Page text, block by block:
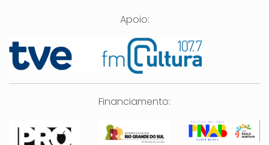
Apoio:
Financiamento: